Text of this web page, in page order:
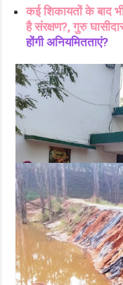
कई शिकायतों के बाद भी
है संरक्षण?, गुरु
होंगी अनियमितताएं?